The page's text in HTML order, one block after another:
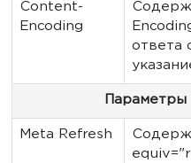
Content-
Encoding
ответа
Параметры
Meta Refresh